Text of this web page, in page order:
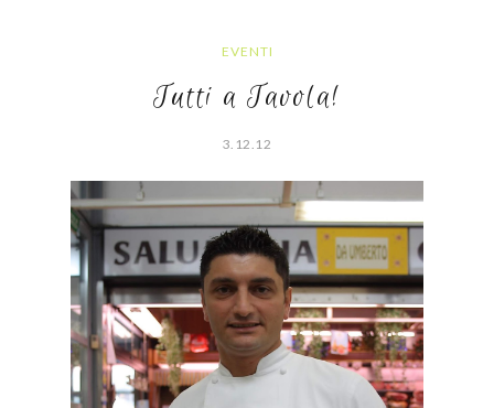
EVENTI
Tutti a Tavola!
3.12.12